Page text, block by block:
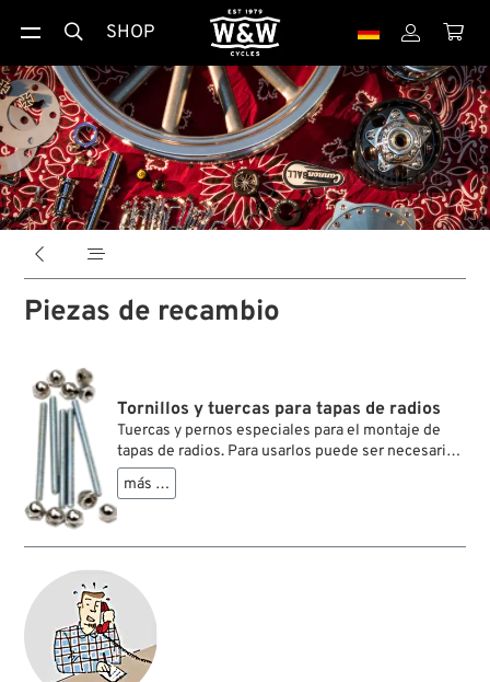
 SHOP  
 
Piezas de recambio
Tornillos y tuercas para tapas de radios
Tuercas y pernos especiales para el montaje de
tapas de radios. Para usarlos puede ser necesario
perforar orificios en las tapas.
más …